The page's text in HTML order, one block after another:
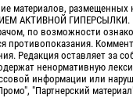
материалов, размещенных
АКТИВНОЙ ГИПЕРСЫЛКИ.
по возможности
противопоказания.
Редакция оставляет за
ненормативную
информации или
"Партнерский